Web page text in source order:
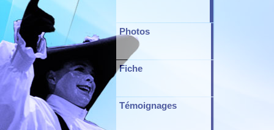
Photos
Fiche
Témoignages